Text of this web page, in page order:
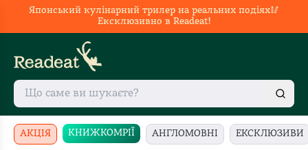
Японський кулінарний трилер на реальних подіях🥢
Ексклюзивно в Readeat!
АКЦІЯ КНИЖКОМРІЇ АНГЛОМОВНІ ЕКСКЛЮЗИВИ